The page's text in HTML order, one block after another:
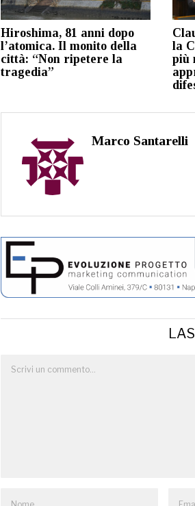
Hiroshima, 81 anni dopo
l’atomica. Il monito della
città: “Non ripetere la
tragedia”
la
più
Marco Santarelli